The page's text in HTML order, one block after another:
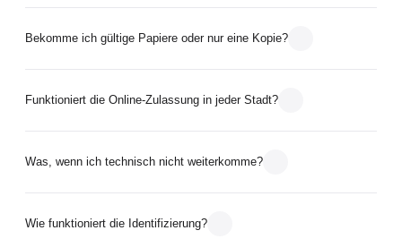
Bekomme ich gültige Papiere oder nur eine Kopie?
Funktioniert die Online-Zulassung in jeder Stadt?
Was, wenn ich technisch nicht weiterkomme?
Wie funktioniert die Identifizierung?